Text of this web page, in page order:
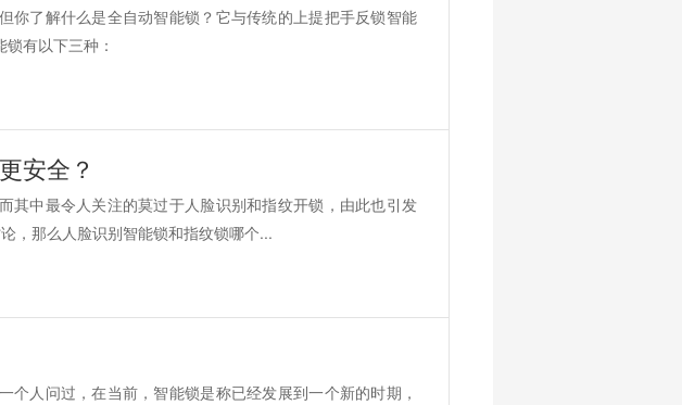
你了解什么是全自动智能锁？它与传统的上提把手反锁智能
有以下三种：
安全？
其中最令人关注的莫过于人脸识别和指纹开锁，由此也引发
，那么人脸识别智能锁和指纹锁哪个...
个人问过，在当前，智能锁是称已经发展到一个新的时期，